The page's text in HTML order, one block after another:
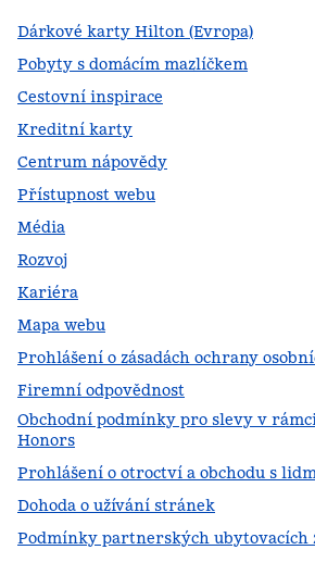
Dárkové karty Hilton (Evropa)
Pobyty s domácím mazlíčkem
Cestovní inspirace
Kreditní karty
Centrum nápovědy
Přístupnost webu
Média
Rozvoj
Kariéra
Mapa webu
Prohlášení o zásadách ochrany
Firemní odpovědnost
Obchodní podmínky pro slevy v
Honors
Prohlášení o otroctví a obchodu s
Dohoda o užívání stránek
Podmínky partnerských ubytovacích